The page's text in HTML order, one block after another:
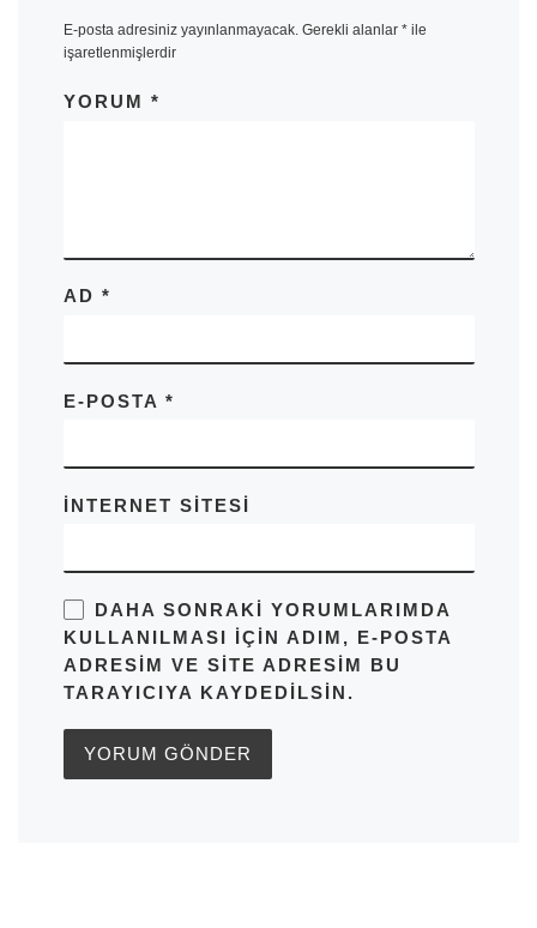
E-posta adresiniz yayınlanmayacak. Gerekli alanlar *ile
işaretlenmişlerdir
YORUM *
AD *
E-POSTA *
İNTERNET SITESI
DAHA SONRAKI YORUMLARIMDA
KULLANILMASI IÇIN ADIM, E-POSTA
ADRESIM VE SITE ADRESIM BU
TARAYICIYA KAYDEDILSIN.